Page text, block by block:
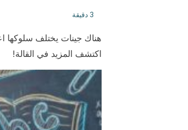
3 دقيقة
هناك جينات يختلف سلوكها
اكتشف المزيد في القالة!